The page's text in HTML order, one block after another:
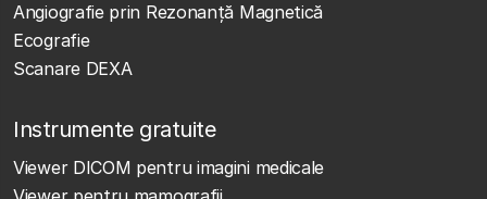
Angiografie prin Rezonanță Magnetică
Ecografie
Scanare DEXA
Instrumente gratuite
Viewer DICOM pentru imagini medicale